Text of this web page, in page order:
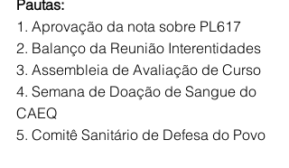
Pautas:
1. Aprovação da nota sobre PL617
2. Balanço da Reunião Interentidades
3. Assembleia de Avaliação de Curso
4. Semana de Doação de Sangue do
CAEQ
5. Comitê Sanitário de Defesa do Povo